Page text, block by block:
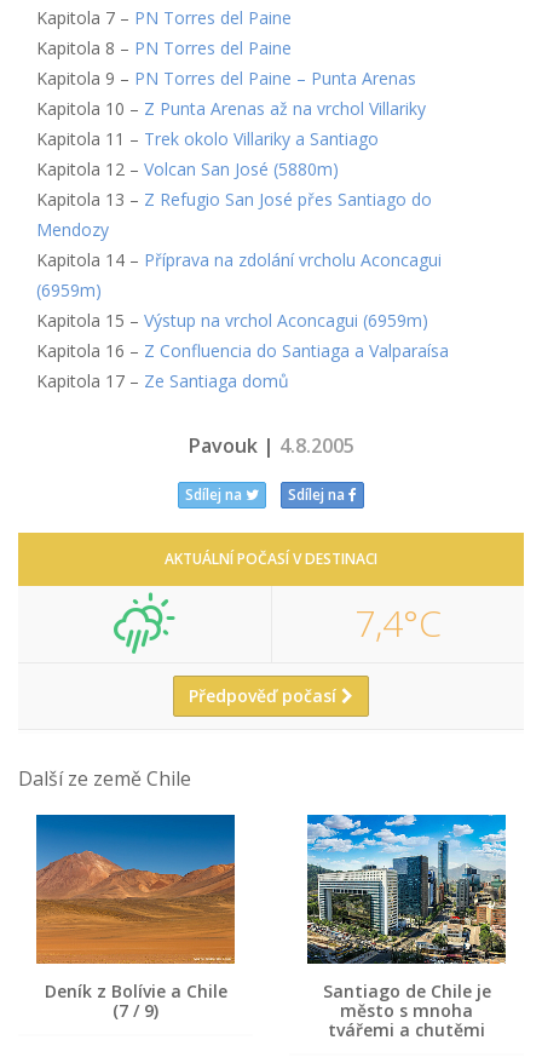
Kapitola 7 – PN Torres del Paine
Kapitola 8 – PN Torres del Paine
Kapitola 9 – PN Torres del Paine – Punta Arenas
Kapitola 10 – Z Punta Arenas až na vrchol Villariky
Kapitola 11 – Trek okolo Villariky a Santiago
Kapitola 12 – Volcan San José (5880m)
Kapitola 13 – Z Refugio San José přes Santiago do
Mendozy
Kapitola 14 – Příprava na zdolání vrcholu Aconcagui
(6959m)
Kapitola 15 – Výstup na vrchol Aconcagui (6959m)
Kapitola 16 – Z Confluencia do Santiaga a Valparaísa
Kapitola 17 – Ze Santiaga domů
Pavouk | 4.8.2005
Sdílej na Sdílej na
AKTUÁLNÍ POČASÍ V DESTINACI
7,4°C
Předpověď počasí
Další ze země Chile
Deník z Bolívie a Chile
(7 / 9)
Santiago de Chile je
město s mnoha
tvářemi a chutěmi